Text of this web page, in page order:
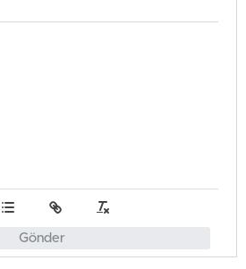
Gönder